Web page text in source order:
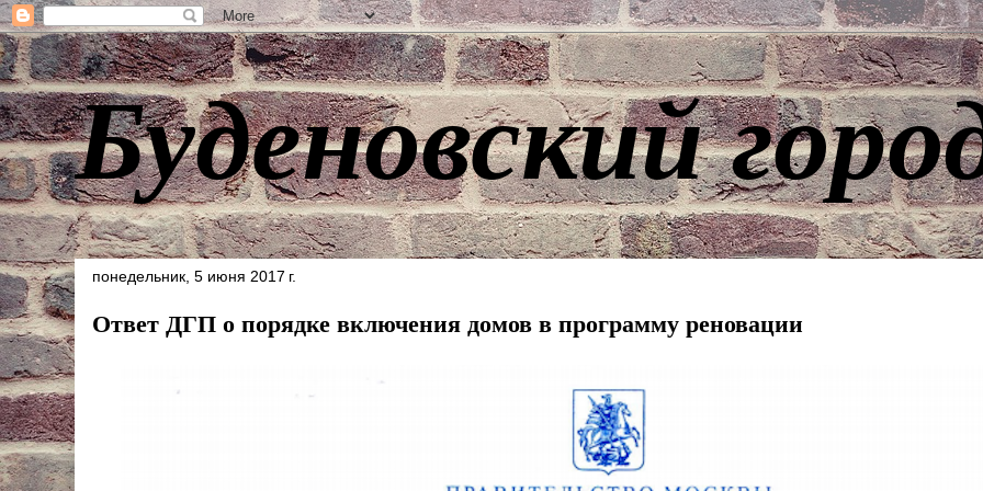
Буденовский
понедельник, 5 июня 2017 г.
Ответ ДГП о порядке включения домов в программу реновации